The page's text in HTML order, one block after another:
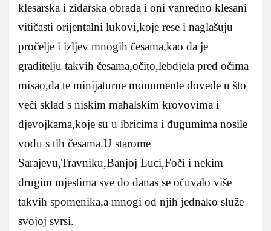
klesarska i zidarska obrada i oni vanredno klesani
vitičasti orijentalni lukovi,koje rese i naglašuju
pročelje i izljev mnogih česama,kao da je
graditelju takvih česama,očito,lebdjela pred očima
misao,da te minijaturne monumente dovede u što
veći sklad s niskim mahalskim krovovima i
djevojkama,koje su u ibricima i đugumima nosile
vodu s tih česama.U starome
Sarajevu,Travniku,Banjoj Luci,Foči i nekim
drugim mjestima sve do danas se očuvalo više
takvih spomenika,a mnogi od njih jednako služe
svojoj svrsi.